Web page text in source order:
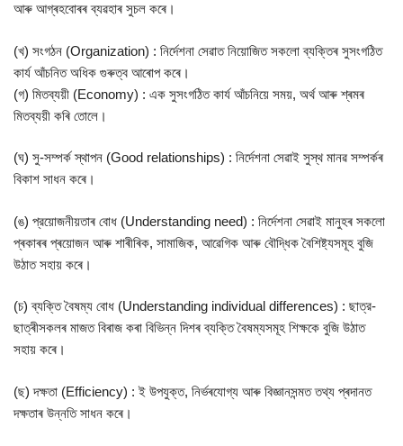
আৰু আগ্ৰহবোৰৰ ব্যৱহাৰ সুচল কৰে।
(খ) সংগঠন (Organization) : নির্দেশনা সেৱাত নিয়োজিত সকলো ব্যক্তিৰ সুসংগঠিত
কার্য আঁচনিত অধিক গুৰুত্ব আৰোপ কৰে।
(গ) মিতব্যয়ী (Economy) : এক সুসংগঠিত কার্য আঁচনিয়ে সময়, অর্থ আৰু শ্ৰমৰ
মিতব্যয়ী কৰি তোলে।
(ঘ) সু-সম্পর্ক স্থাপন (Good relationships) : নির্দেশনা সেৱাই সুস্থ মানৱ সম্পৰ্কৰ
বিকাশ সাধন কৰে।
(ঙ) প্রয়োজনীয়তাৰ বোধ (Understanding need) : নিৰ্দেশনা সেৱাই মানুহৰ সকলো
প্ৰকাৰৰ প্ৰয়োজন আৰু শাৰীৰিক, সামাজিক, আৱেগিক আৰু বৌদ্ধিক বৈশিষ্ট্যসমূহ বুজি
উঠাত সহায় কৰে।
(চ) ব্যক্তি বৈষম্য বোধ (Understanding individual differences) : ছাত্র-
ছাত্ৰীসকলৰ মাজত বিৰাজ কৰা বিভিন্ন দিশৰ ব্যক্তি বৈষম্যসমূহ শিক্ষকে বুজি উঠাত
সহায় কৰে।
(ছ) দক্ষতা (Efficiency) : ই উপযুক্ত, নিৰ্ভৰযোগ্য আৰু বিজ্ঞানসন্মত তথ্য প্ৰদানত
দক্ষতাৰ উন্নতি সাধন কৰে।